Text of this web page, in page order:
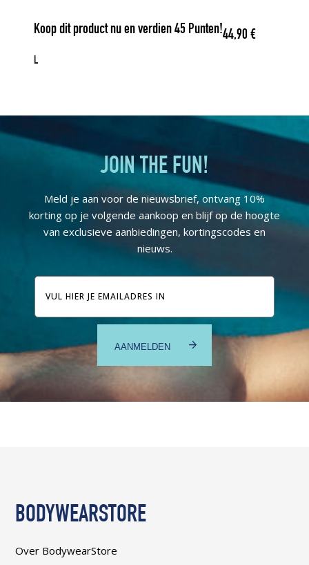
Koop dit product nu en verdien45 Punten!44,90€
L
JOIN THE FUN!
Meld je aan voor de nieuwsbrief, ontvang 10%
korting op je volgende aankoop en blijf op de hoogte
van exclusieve aanbiedingen, kortingscodes en
nieuws.
E-
mailadres
BODYWEARSTORE
Over BodywearStore